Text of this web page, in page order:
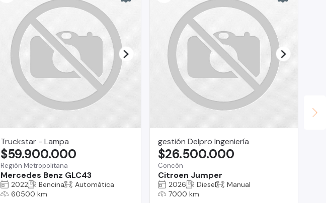
Truckstar - Lampa
Región Metropolitana
Mercedes Benz GLC43
$59.900.000
2022 Bencina
Automática
60500 km
gestión Delpro Ingeniería
Concón
Citroen Jumper
$26.500.000
2026 Diesel
Manual
7000 km